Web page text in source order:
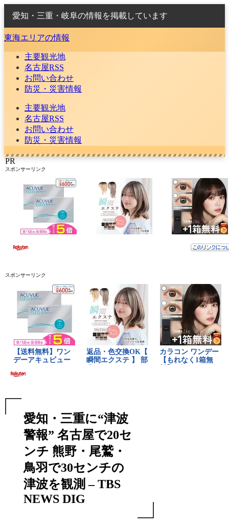
愛知・三重・岐阜の情報を掲載しています
東海エリアの情報
主要観光地
名古屋RSS
お問い合わせ
防災・災害情報
主要観光地
名古屋RSS
お問い合わせ
防災・災害情報
PR
スポンサーリンク
スポンサーリンク
愛知・三重に“津波
警報” 名古屋で20セ
ンチ 熊野・尾鷲・
鳥羽で30センチの
津波を観測 – TBS
NEWS DIG